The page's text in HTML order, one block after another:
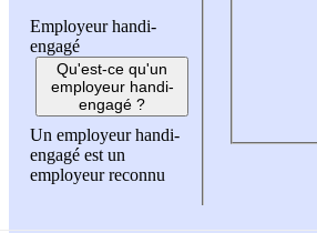
Employeur handi-
engagé
Qu'est-ce qu'un
employeur handi-
engagé ?
Un employeur handi-
engagé est un
employeur reconnu